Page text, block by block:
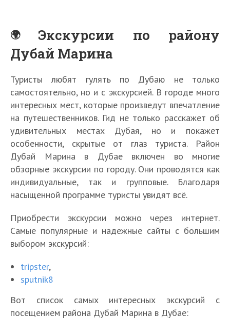
Экскурсии по району
Дубай Марина
Туристы любят гулять по Дубаю не только
самостоятельно, но и с экскурсией. В городе много
интересных мест, которые произведут впечатление
на путешественников. Гид не только расскажет об
удивительных местах Дубая, но и покажет
особенности, скрытые от глаз туриста. Район
Дубай Марина в Дубае включен во многие
обзорные экскурсии по городу. Они проводятся как
индивидуальные, так и групповые. Благодаря
насыщенной программе туристы увидят всё.
Приобрести экскурсии можно через интернет.
Самые популярные и надежные сайты с большим
выбором экскурсий:
tripster,
sputnik8
Вот список самых интересных экскурсий с
посещением района Дубай Марина в Дубае: